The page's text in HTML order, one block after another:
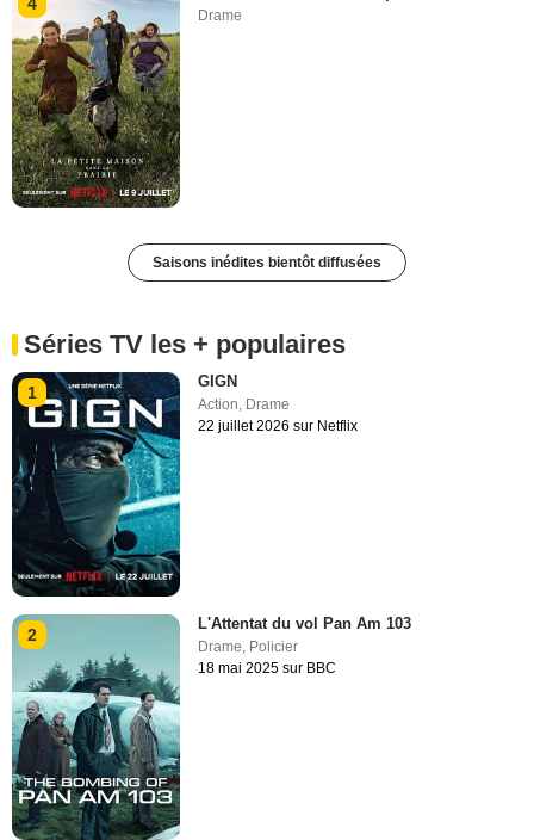
Drame
Saisons inédites bientôt diffusées
Séries TV les + populaires
1
GIGN
Action, Drame
22 juillet 2026 sur Netflix
2
L'Attentat du vol Pan Am 103
Drame, Policier
18 mai 2025 sur BBC